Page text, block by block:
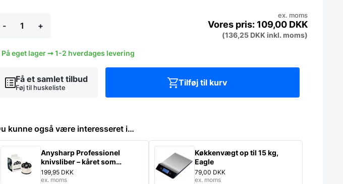
- + 109,00 DKK
ex. moms
(136,25 DKK inkl. moms)
På eget lager ➞ 1-2 hverdages levering
Få et samlet tilbud
Føj til huskeliste Tilføj til kurv
kunne også være interesseret i…
Anysharp Professionel
knivsliber – kåret som
verdens bedste
199,95 DKK
ex. moms
Køkkenvægt op til 15 kg,
Eagle
79,00 DKK
ex. moms